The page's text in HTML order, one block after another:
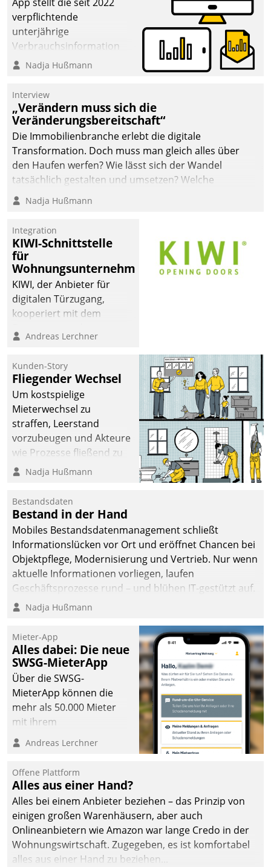
verpflichtende
unterjährige
Verbrauchsinformation
schnell, zuverlässig und
Die monatlichen
Mitteilungen zum
Heizungs- und
Wasserverbrauch gehen
automatisiert, vollständig
und auf Wunsch über
mehrere zuvor
Kommunikationswege bei
Nadja Hußmann
Interview
„Verändern muss sich die
Veränderungsbereitschaft“
Die Immobilienbranche erlebt die digitale
Transformation. Doch muss man gleich alles über
den Haufen werfen? Wie lässt sich der Wandel
tatsächlich gestalten und umsetzen? Welche
Argumente zählen wirklich?
Nadja Hußmann
Integration
KIWI-Schnittstelle
für
Wohnungsunternehmen
KIWI, der Anbieter für
digitalen Türzugang,
kooperiert mit dem
Softwareentwicklungshaus
Andreas Lerchner
Kunden-Story
Fliegender Wechsel
Um kostspielige
Mieterwechsel zu
straffen, Leerstand
vorzubeugen und Akteure
wie Prozesse fließend zu
vernetzen, nutzt die
Jahresbeginn eine
Überblick, Einsicht und
Eingriff bietende Lösung.
Zur Entwicklung setzte
man auf
Cloudtechnologie,
bewährte und Startup-
agile Projektmethoden.
Nadja Hußmann
Bestandsdaten
Bestand in der Hand
Mobiles Bestandsdatenmanagement schließt
Informationslücken vor Ort und eröffnet Chancen bei
Objektpflege, Modernisierung und Vertrieb. Nur wenn
aktuelle Informationen vorliegen, laufen
Geschäftsprozesse rund – und blühen IT-gestützt auf.
Nadja Hußmann
Mieter-App
Alles dabei: Die neue
SWSG-MieterApp
Über die SWSG-
MieterApp können die
mehr als 50.000 Mieter
mit ihrem
Wohnungsunternehmen
kommunizieren, auf dem
einsehen und ändern
oder
Schadensmeldungen
abgeben – rund um die
Uhr.
Andreas Lerchner
Offene Plattform
Alles aus einer Hand?
Alles bei einem Anbieter beziehen – das Prinzip von
einigen großen Warenhäusern, aber auch
Onlineanbietern wie Amazon war lange Credo in der
Wohnungswirtschaft. Zugegeben, es ist komfortabel
alles aus einer Hand zu beziehen...